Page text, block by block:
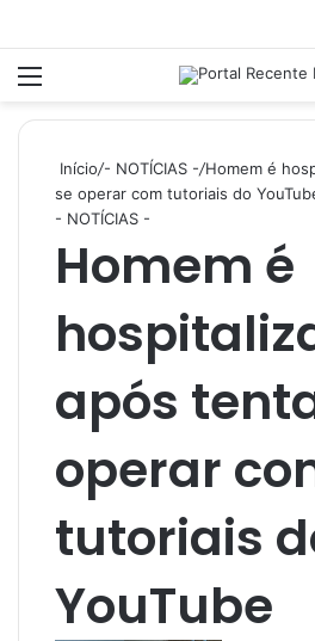
Início/- NOTÍCIAS -/Homem é
se operar com tutoriais do
- NOTÍCIAS -
Homem é
após
operar
tutoriais
YouTube